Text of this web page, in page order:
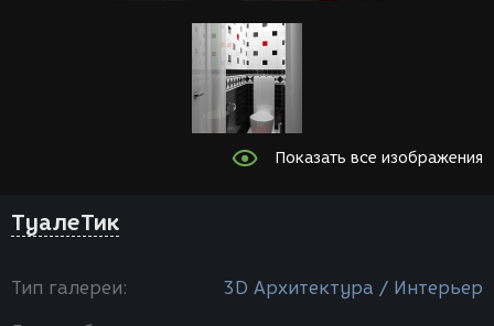
Показать все изображения
ТуалеТик
Тип галереи: 3D Архитектура / Интерьер